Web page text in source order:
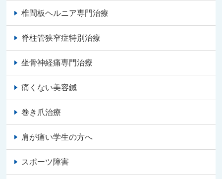
椎間板ヘルニア専門治療
脊柱管狭窄症特別治療
坐骨神経痛専門治療
痛くない美容鍼
巻き爪治療
肩が痛い学生の方へ
スポーツ障害